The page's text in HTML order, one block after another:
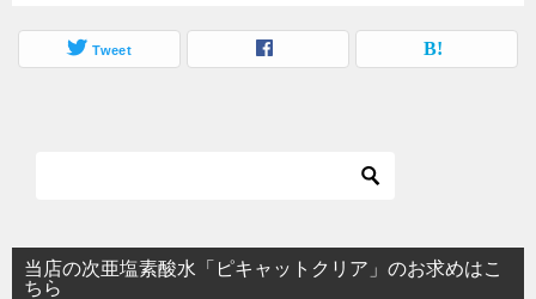
Tweet
当店の次亜塩素酸水「ピキャットクリア」のお求めはこ
ちら